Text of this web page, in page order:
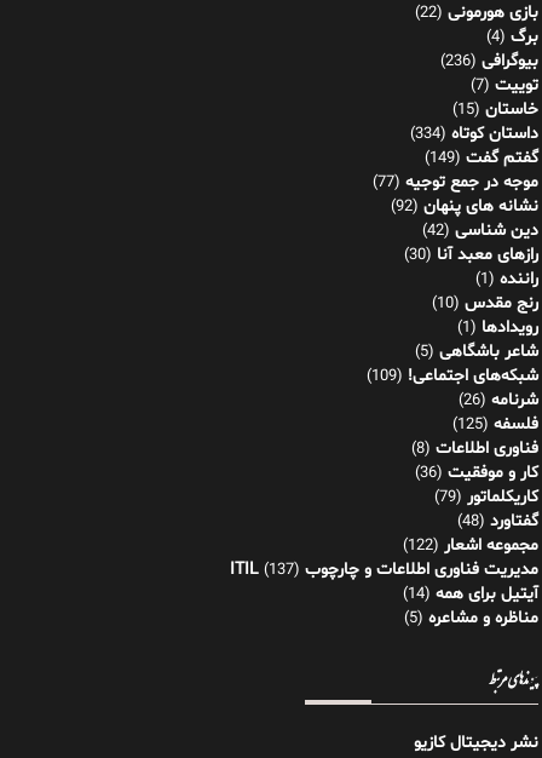
بازی هورمونی (22)
برگ (4)
بیوگرافی (236)
توییت (7)
خاستان (15)
داستان کوتاه (334)
گفتم گفت (149)
موجه در جمع توجیه (77)
نشانه های پنهان (92)
دین شناسی (42)
رازهای معبد آنا (30)
راننده (1)
رنج مقدس (10)
رویدادها (1)
شاعر باشگاهی (5)
شبکه‌های اجتماعی! (109)
شرنامه (26)
فلسفه (125)
فناوری اطلاعات (8)
کار و موفقیت (36)
کاریکلماتور (79)
گفتاورد (48)
مجموعه اشعار (122)
مدیریت فناوری اطلاعات و چارچوب ITIL (137)
آیتیل برای همه (14)
مناظره و مشاعره (5)
پیوندهای مرتبط
نشر دیجیتال کازیو